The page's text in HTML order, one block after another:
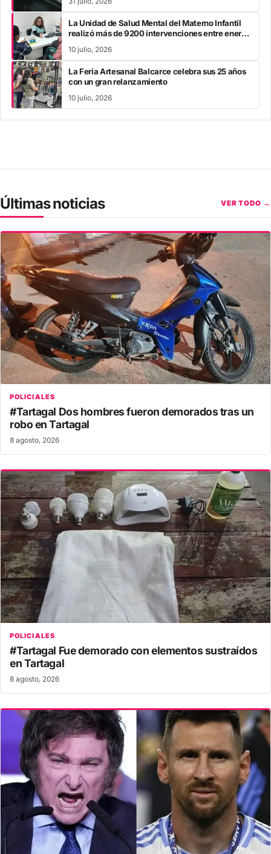
La Unidad de Salud Mental del Materno Infantil
realizó más de 9200 intervenciones entre enero
10 julio, 2026
La Feria Artesanal Balcarce celebra sus 25 años
con un gran relanzamiento
10 julio, 2026
Últimas noticias VER TODO →
POLICIALES
#Tartagal Dos hombres fueron demorados tras un
robo en Tartagal
8 agosto, 2026
POLICIALES
#Tartagal Fue demorado con elementos sustraídos
en Tartagal
8 agosto, 2026